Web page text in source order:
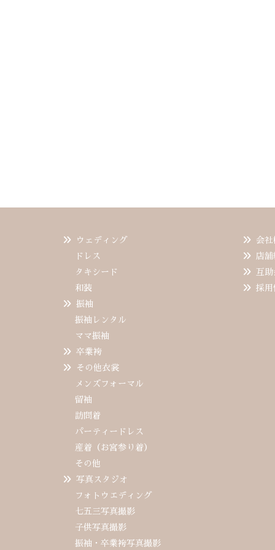
ウェディング
ドレス
タキシード
和装
振袖
振袖レンタル
ママ振袖
卒業袴
その他衣裳
メンズフォーマル
留袖
訪問着
パーティードレス
産着（お宮参り着）
その他
写真スタジオ
フォトウエディング
七五三写真撮影
子供写真撮影
振袖・卒業袴写真撮影
会社
店舗
互助
採用